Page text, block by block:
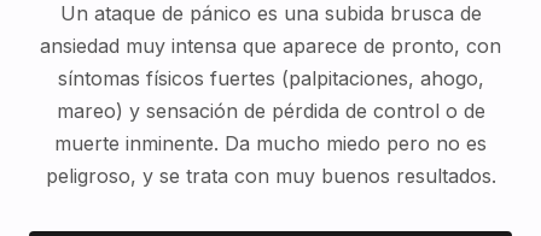
Un ataque de pánico es una subida brusca de
ansiedad muy intensa que aparece de pronto, con
síntomas físicos fuertes (palpitaciones, ahogo,
mareo) y sensación de pérdida de control o de
muerte inminente. Da mucho miedo pero no es
peligroso, y se trata con muy buenos resultados.